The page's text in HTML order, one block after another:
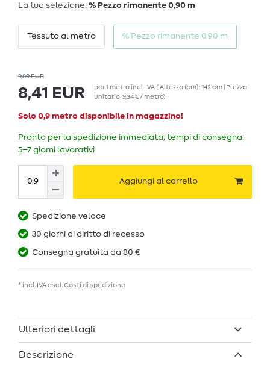
La tua selezione: % Pezzo rimanente 0,90 m
Tessuto al metro % Pezzo rimanente 0,90 m
9,89 EUR
8,41 EUR per1 metroincl. IVA( Altezza (cm): 142 cm | Prezzo
unitario 9,34 € / metro)
Solo 0,9 metro disponibile in magazzino!
Pronto per la spedizione immediata, tempi di consegna:
5–7 giorni lavorativi
Aggiungi al carrello
Spedizione veloce
30 giorni di diritto di recesso
Consegna gratuita da 80 €
* incl. IVA escl. Costi di spedizione
Ulteriori dettagli
Descrizione